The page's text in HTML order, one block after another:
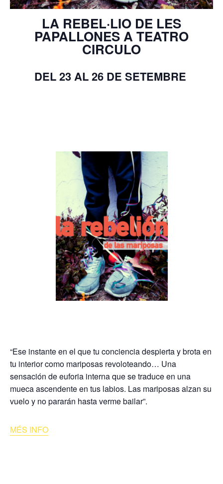
LA REBEL·LIO DE LES
PAPALLONES A TEATRO
CIRCULO
DEL 23 AL 26 DE SETEMBRE
“Ese instante en el que tu conciencia despierta y brota en
tu interior como mariposas revoloteando… Una
sensación de euforia interna que se traduce en una
mueca ascendente en tus labios. Las mariposas alzan su
vuelo y no pararán hasta verme bailar”.
MÉS INFO